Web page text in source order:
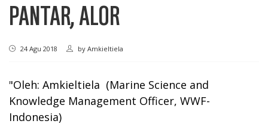
PANTAR, ALOR
24 Agu 2018 by Amkieltiela
"Oleh: Amkieltiela (Marine Science and
Knowledge Management Officer, WWF-
Indonesia)